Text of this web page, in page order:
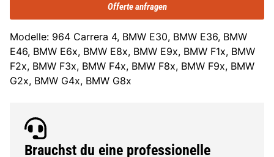
Offerte anfragen
Modelle: 964 Carrera 4, BMW E30, BMW E36, BMW
E46, BMW E6x, BMW E8x, BMW E9x, BMW F1x, BMW
F2x, BMW F3x, BMW F4x, BMW F8x, BMW F9x, BMW
G2x, BMW G4x, BMW G8x
Brauchst du eine professionelle